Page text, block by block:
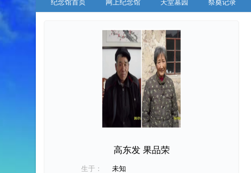
纪念馆首页 网上纪念馆 天堂墓园 祭奠记录
高东发 果品荣
生于：
未知